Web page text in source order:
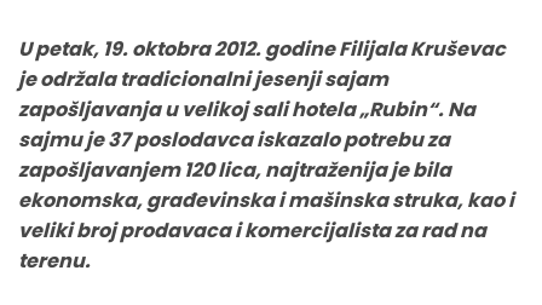
U petak, 19. oktobra 2012. godine Filijala Kruševac
je održala tradicionalni jesenji sajam
zapošljavanja u velikoj sali hotela „Rubin“. Na
sajmu je 37 poslodavca iskazalo potrebu za
zapošljavanjem 120 lica, najtraženija je bila
ekonomska, građevinska i mašinska struka, kao i
veliki broj prodavaca i komercijalista za rad na
terenu.